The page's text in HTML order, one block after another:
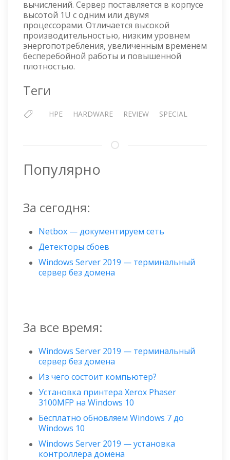
вычислений. Сервер поставляется в корпусе
высотой 1U с одним или двумя
процессорами. Отличается высокой
производительностью, низким уровнем
энергопотребления, увеличенным временем
бесперебойной работы и повышенной
плотностью.
Теги
HPE HARDWARE REVIEW SPECIAL
Популярно
За сегодня:
Netbox — документируем сеть
Детекторы сбоев
Windows Server 2019 — терминальный
сервер без домена
За все время:
Windows Server 2019 — терминальный
сервер без домена
Из чего состоит компьютер?
Установка принтера Xerox Phaser
3100MFP на Windows 10
Бесплатно обновляем Windows 7 до
Windows 10
Windows Server 2019 — установка
контроллера домена